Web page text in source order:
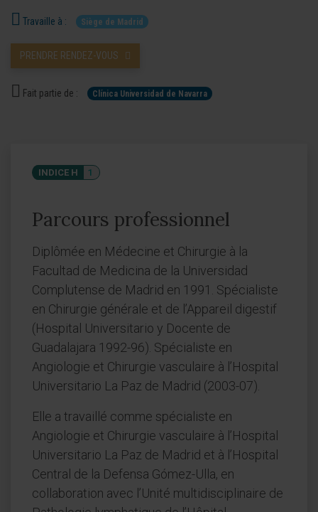
Travaille à : Siège de Madrid
PRENDRE RENDEZ-VOUS
Fait partie de : Clínica Universidad de Navarra
INDICE H 1
Parcours professionnel
Diplômée en Médecine et Chirurgie à la
Facultad de Medicina de la Universidad
Complutense de Madrid en 1991. Spécialiste
en Chirurgie générale et de l’Appareil digestif
(Hospital Universitario y Docente de
Guadalajara 1992-96). Spécialiste en
Angiologie et Chirurgie vasculaire à l’Hospital
Universitario La Paz de Madrid (2003-07).
Elle a travaillé comme spécialiste en
Angiologie et Chirurgie vasculaire à l’Hospital
Universitario La Paz de Madrid et à l’Hospital
Central de la Defensa Gómez-Ulla, en
collaboration avec l’Unité multidisciplinaire de